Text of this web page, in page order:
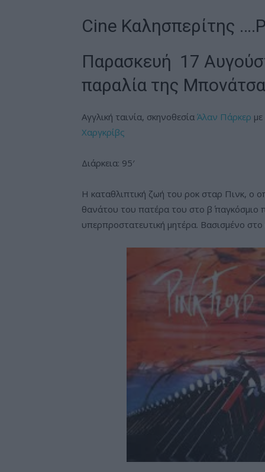
Cine Καλησπερίτης
Παρασκευή 17
παραλία της
Αγγλική ταινία, σκηνοθεσία Άλαν Πάρκερ
Χαργκρίβς
Διάρκεια: 95′
Η καταθλιπτική ζωή του ροκ σταρ Πινκ, ο
θανάτου του πατέρα του στο β΄
υπερπροστατευτική μητέρα. Βασισμένο